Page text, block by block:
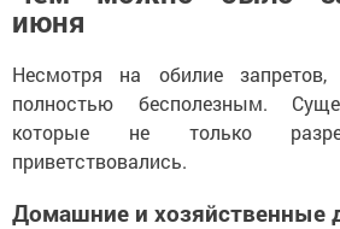
июня
Несмотря на обилие
полностью бесполезным.
которые не только
приветствовались.
Домашние и хозяйственные